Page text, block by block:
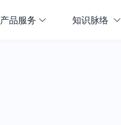
产品服务 知识脉络